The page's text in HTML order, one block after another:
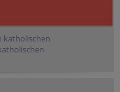
katholischen